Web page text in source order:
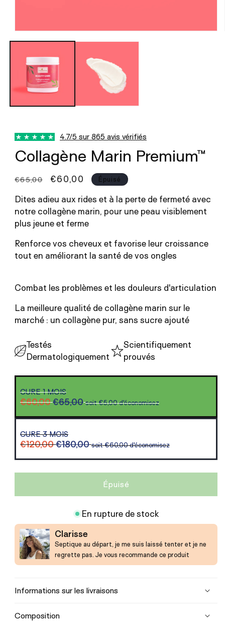
le
dans
fenêtre
modale
4.7/5 sur 865 avis vérifiés
Collagène Marin Premium™
Prix
€65,00
Prix
€60,00 Épuisé
Dites adieu aux rides et à la perte de fermeté avec
notre collagène marin, pour une peau visiblement
plus jeune et ferme
Renforce vos cheveux et favorise leur croissance
tout en améliorant la santé de vos ongles
Combat les problèmes et les douleurs d'articulation
La meilleure qualité de collagène marin sur le
marché : un collagène pur, sans sucre ajouté
Testés
Dermatologiquement
Scientifiquement
prouvés
ou
CURE 1 MOIS
€60,00€65,00 soit €5,00 d'économisez
ou
CURE 3 MOIS
€120,00€180,00 soit €60,00 d'économisez
Épuisé
En rupture de stock
Clarisse
Septique au départ, je me suis laissé tenter et je ne
regrette pas. Je vous recommande ce produit
Informations sur les livraisons
Composition